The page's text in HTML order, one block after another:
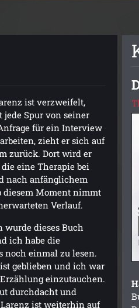
ist verzweifelt,
Spur von seiner
für ein Interview
zieht er sich auf
zurück. Dort wird er
eine Therapie bei
nach anfänglichem
diesem Moment nimmt
Verlauf.
dieses Buch
ich habe die
noch einmal zu lesen.
geblieben und ich war
einzutauchen.
durchdacht und
ist weiterhin auf